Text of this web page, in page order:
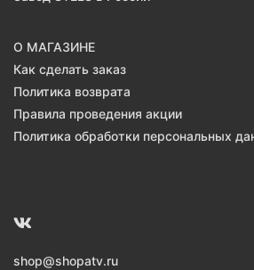
О МАГАЗИНЕ
Как сделать заказ
Политика возврата
Правила проведения акции
Политика обработки персональных
shop@shopatv.ru